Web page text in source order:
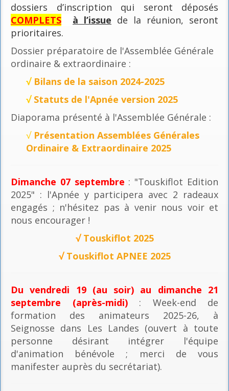
dossiers d’inscription qui seront déposés
COMPLETS
à l’issue de la réunion, seront
prioritaires.
Dossier préparatoire de l'Assemblée Générale
ordinaire & extraordinaire :
√ Bilans de la saison 2024-2025
√ Statuts de l'Apnée version 2025
Diaporama présenté à l'Assemblée Générale :
√ Présentation Assemblées Générales
Ordinaire & Extraordinaire 2025
Dimanche 07 septembre : "Touskiflot Edition
2025" : l'Apnée y participera avec 2 radeaux
engagés ; n'hésitez pas à venir nous voir et
nous encourager !
√ Touskiflot 2025
√ Touskiflot APNEE 2025
Du vendredi 19 (au soir) au dimanche 21
septembre (après-midi): Week-end de
formation des animateurs 2025-26, à
Seignosse dans Les Landes (ouvert à toute
personne désirant intégrer l'équipe
d'animation bénévole ; merci de vous
manifester auprès du secrétariat).